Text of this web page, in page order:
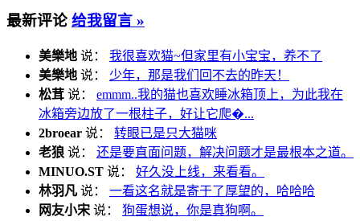
最新评论 给我留言 »
美樂地 说： 我很喜欢猫~但家里有小宝宝，养不了
美樂地 说： 少年，那是我们回不去的昨天！
松茸 说： emmm..我的猫也喜欢睡冰箱顶上，为此我在
冰箱旁边放了一根柱子，好让它爬�...
2broear 说： 转眼已是只大猫咪
老狼 说： 还是要直面问题，解决问题才是最根本之道。
MINUO.ST 说： 好久没上线，来看看。
林羽凡 说： 一看这名就是寄于了厚望的，哈哈哈
网友小宋 说： 狗蛋想说，你是真狗啊。